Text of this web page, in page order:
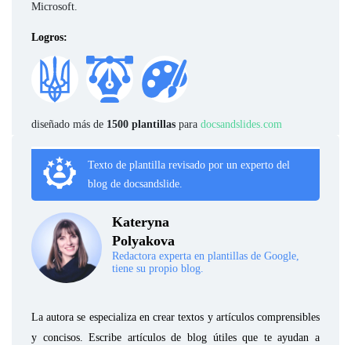
Microsoft.
Logros:
diseñado más de 1500 plantillas para docsandslides.com
Texto de plantilla revisado por un experto del
blog de docsandslide.
Kateryna
Polyakova
Redactora experta en plantillas de Google,
tiene su propio blog.
La autora se especializa en crear textos y artículos comprensibles
y concisos. Escribe artículos de blog útiles que te ayudan a